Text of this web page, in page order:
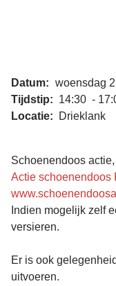
Datum: woensdag
Tijdstip: 14:30 -
Locatie: Drieklank
Schoenendoos
Actie schoenendoos
Indien mogelijk zelf
versieren.
Er is ook
uitvoeren.